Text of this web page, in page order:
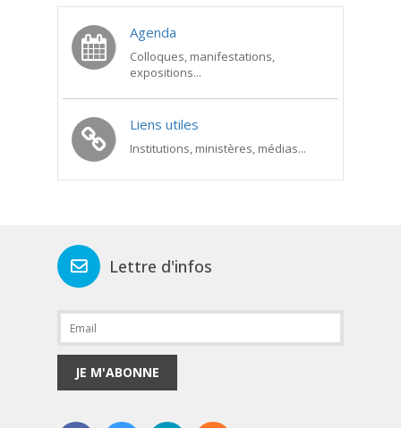
Agenda
Colloques, manifestations,
expositions...
Liens utiles
Institutions, ministères, médias...
Lettre d'infos
JE M'ABONNE